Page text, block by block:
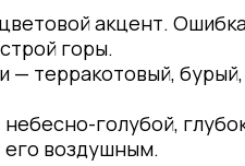
акцент.
горы.
терракотовый,
голубой,
его воздушным.